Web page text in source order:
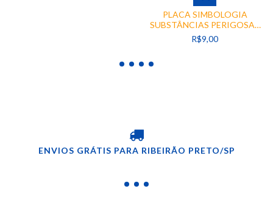
PLACA SIMBOLOGIA
SUBSTÂNCIAS PERIGOSAS
DIVERSAS 9
R$9,00
ENVIOS GRÁTIS PARA RIBEIRÃO PRETO/SP